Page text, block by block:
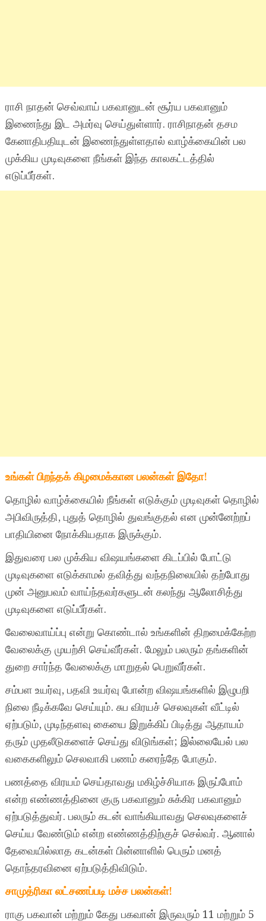
ராசி நாதன் செவ்வாய் பகவானுடன் சூர்ய பகவானும்
இணைந்து இட அமர்வு செய்துள்ளார். ராசிநாதன் தசம
கேனாதிபதியுடன் இணைந்துள்ளதால் வாழ்க்கையின் பல
முக்கிய முடிவுகளை நீங்கள் இந்த காலகட்டத்தில்
எடுப்பீர்கள்.
உங்கள் பிறந்தக் கிழமைக்கான பலன்கள் இதோ!
தொழில் வாழ்க்கையில் நீங்கள் எடுக்கும் முடிவுகள் தொழில்
அபிவிருத்தி, புதுத் தொழில் துவங்குதல் என முன்னேற்றப்
பாதியினை நோக்கியதாக இருக்கும்.
இதுவரை பல முக்கிய விஷயங்களை கிடப்பில் போட்டு
முடிவுகளை எடுக்காமல் தவித்து வந்தநிலையில் தற்போது
முன் அனுபவம் வாய்ந்தவர்களுடன் கலந்து ஆலோசித்து
முடிவுகளை எடுப்பீர்கள்.
வேலைவாய்ப்பு என்று கொண்டால் உங்களின் திறமைக்கேற்ற
வேலைக்கு முயற்சி செய்வீர்கள். மேலும் பலரும் தங்களின்
துறை சார்ந்த வேலைக்கு மாறுதல் பெறுவீர்கள்.
சம்பள உயர்வு, பதவி உயர்வு போன்ற விஷயங்களில் இழுபறி
நிலை நீடிக்கவே செய்யும். சுப விரயச் செலவுகள் வீட்டில்
ஏற்படும், முடிந்தளவு கையை இறுக்கிப் பிடித்து ஆதாயம்
தரும் முதலீடுகளைச் செய்து விடுங்கள்; இல்லையேல் பல
வகைகளிலும் செலவாகி பணம் கரைந்தே போகும்.
பணத்தை விரயம் செய்தாவது மகிழ்ச்சியாக இருப்போம்
என்ற எண்ணத்தினை குரு பகவானும் சுக்கிர பகவானும்
ஏற்படுத்துவர். பலரும் கடன் வாங்கியாவது செலவுகளைச்
செய்ய வேண்டும் என்ற எண்ணத்திற்குச் செல்வர். ஆனால்
தேவையில்லாத கடன்கள் பின்னாளில் பெரும் மனத்
தொந்தரவினை ஏற்படுத்திவிடும்.
சாமுத்ரிகா லட்சணப்படி மச்ச பலன்கள்!
ராகு பகவான் மற்றும் கேது பகவான் இருவரும் 11 மற்றும் 5